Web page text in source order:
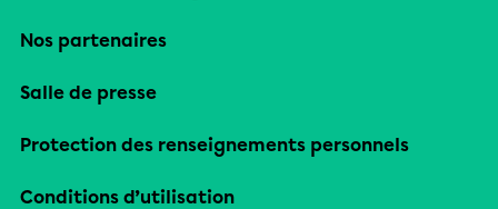
Nos partenaires
Salle de presse
Protection des renseignements personnels
Conditions d’utilisation